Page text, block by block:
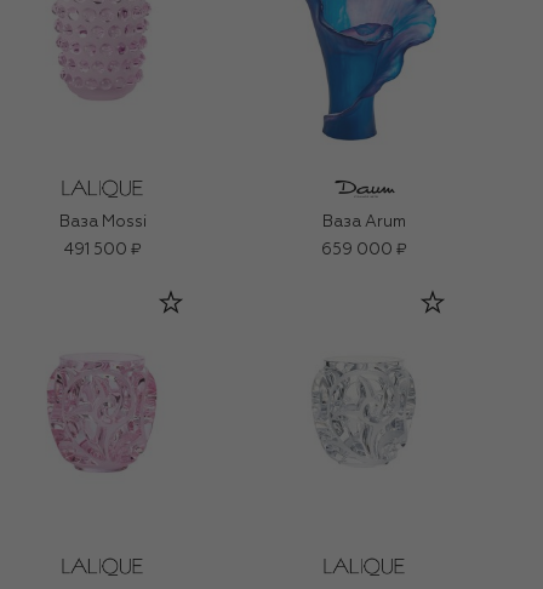
Ваза Mossi
491 500 ₽
Ваза Arum
659 000 ₽